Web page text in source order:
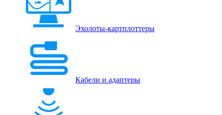
Эхолоты-картплоттеры
Кабели и адаптеры